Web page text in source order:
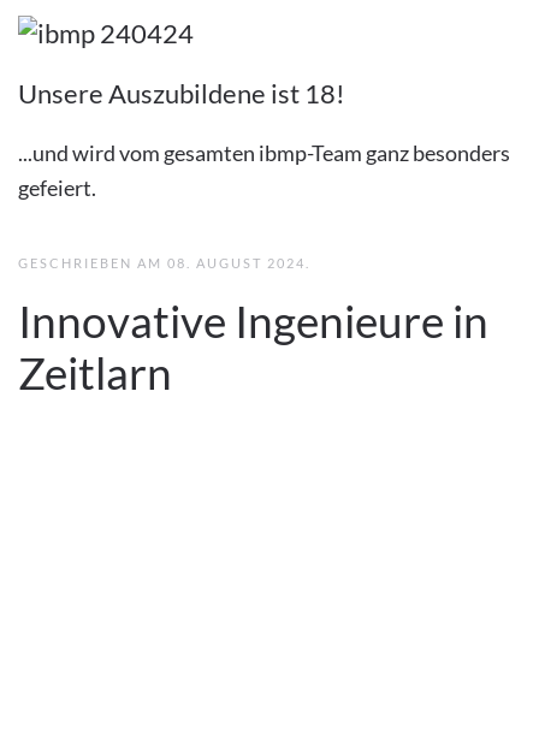
Unsere Auszubildene ist 18!
...und wird vom gesamten ibmp-Team ganz besonders
gefeiert.
GESCHRIEBEN AM 08. AUGUST 2024
Innovative Ingenieure in
Zeitlarn